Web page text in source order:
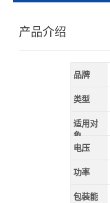
产品介绍
品牌
类型
适用对
象
电压
功率
包装能